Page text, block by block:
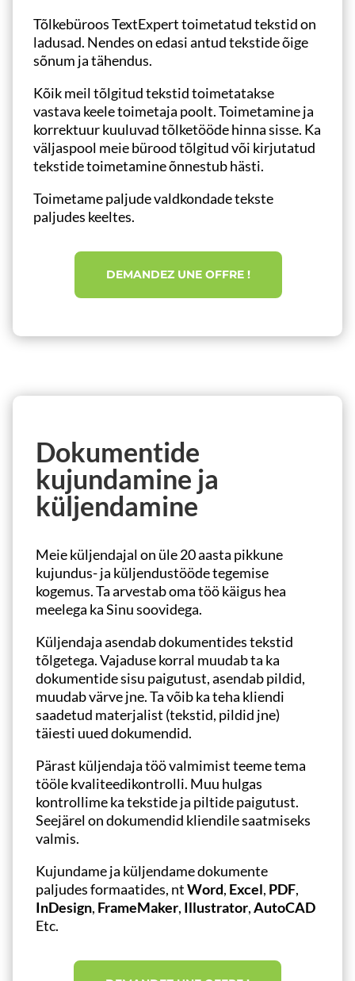
Tõlkebüroos TextExpert toimetatud tekstid on
ladusad. Nendes on edasi antud tekstide õige
sõnum ja tähendus.
Kõik meil tõlgitud tekstid toimetatakse
vastava keele toimetaja poolt. Toimetamine ja
korrektuur kuuluvad tõlketööde hinna sisse. Ka
väljaspool meie bürood tõlgitud või kirjutatud
tekstide toimetamine õnnestub hästi.
Toimetame paljude valdkondade tekste
paljudes keeltes.
DEMANDEZ UNE OFFRE !
Dokumentide
kujundamine ja
küljendamine
Meie küljendajal on üle 20 aasta pikkune
kujundus- ja küljendustööde tegemise
kogemus. Ta arvestab oma töö käigus hea
meelega ka Sinu soovidega.
Küljendaja asendab dokumentides tekstid
tõlgetega. Vajaduse korral muudab ta ka
dokumentide sisu paigutust, asendab pildid,
muudab värve jne. Ta võib ka teha kliendi
saadetud materjalist (tekstid, pildid jne)
täiesti uued dokumendid.
Pärast küljendaja töö valmimist teeme tema
tööle kvaliteedikontrolli. Muu hulgas
kontrollime ka tekstide ja piltide paigutust.
Seejärel on dokumendid kliendile saatmiseks
valmis.
Kujundame ja küljendame dokumente
paljudes formaatides, ntWord, Excel, PDF,
InDesign, FrameMaker, Illustrator,AutoCAD
Etc.